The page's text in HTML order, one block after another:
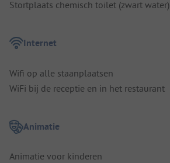
Stortplaats chemisch toilet (zwart water)
Internet
Wifi op alle staanplaatsen
WiFi bij de receptie en in het restaurant
Animatie
Animatie voor kinderen